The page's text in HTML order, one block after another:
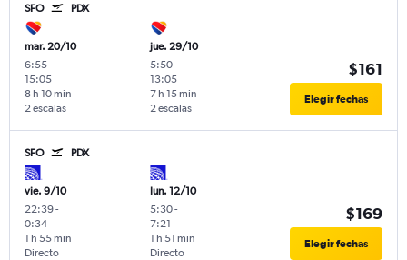
SFO PDX
mar. 20/10
6:55-
15:05
2 escalas
8 h 10 min
jue. 29/10
5:50-
13:05
2 escalas
7 h 15 min
$161
Elegir fechas
SFO PDX
vie. 9/10
22:39-
0:34
Directo
1 h 55 min
lun. 12/10
5:30-
7:21
Directo
1 h 51 min
$169
Elegir fechas